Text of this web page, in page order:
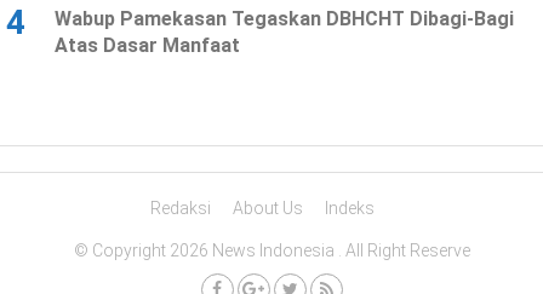
4
Wabup Pamekasan Tegaskan DBHCHT Dibagi-Bagi
Atas Dasar Manfaat
Redaksi About Us Indeks
© Copyright 2026 News Indonesia . All Right Reserve